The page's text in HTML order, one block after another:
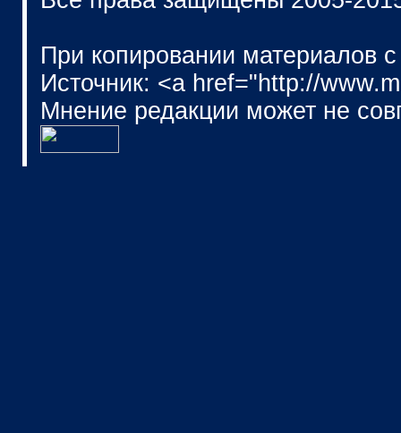
При копировании материалов
Источник: <a href="http://
Мнение редакции может не